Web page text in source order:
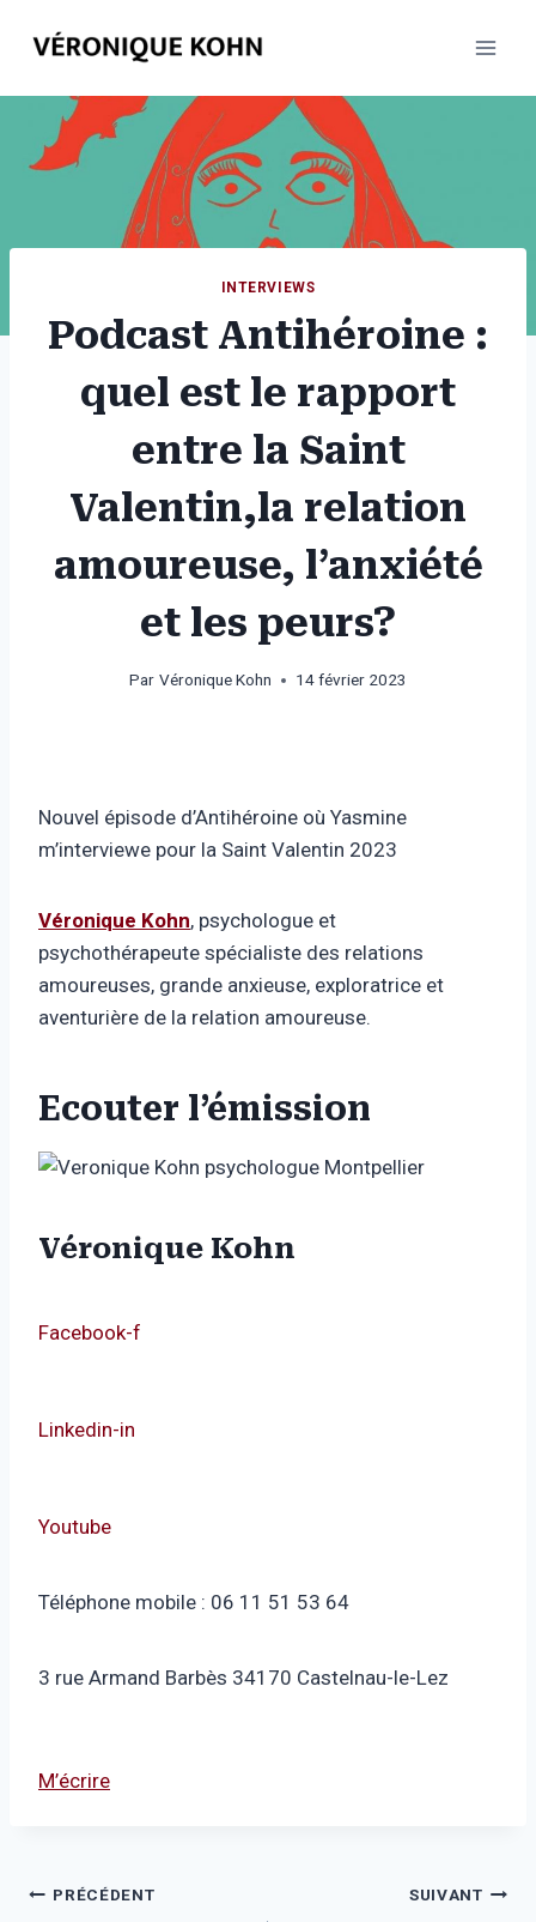
INTERVIEWS
Podcast Antihéroine :
quel est le rapport
entre la Saint
Valentin,la relation
amoureuse, l’anxiété
et les peurs?
Par Véronique Kohn 14 février 2023
Nouvel épisode d’Antihéroine où Yasmine
m’interviewe pour la Saint Valentin 2023
Véronique Kohn, psychologue et
psychothérapeute spécialiste des relations
amoureuses, grande anxieuse, exploratrice et
aventurière de la relation amoureuse.
Ecouter l’émission
Véronique Kohn
Facebook-f
Linkedin-in
Youtube
Téléphone mobile : 06 11 51 53 64
3 rue Armand Barbès 34170 Castelnau-le-Lez
M’écrire
Navigation
PRÉCÉDENT SUIVANT